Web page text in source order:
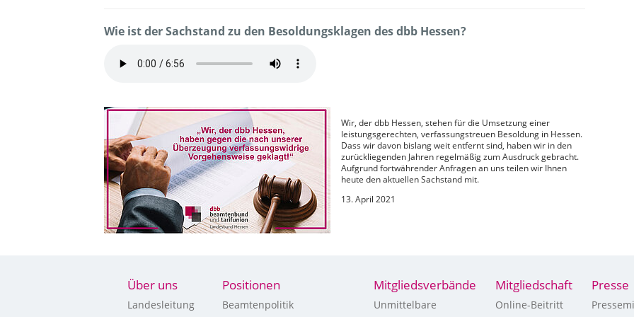
Wie ist der Sachstand zu den Besoldungsklagen des dbb Hessen?
Wir, der dbb Hessen, stehen für die Umsetzung einer
leistungsgerechten, verfassungstreuen Besoldung in Hessen.
Dass wir davon bislang weit entfernt sind, haben wir in den
zurückliegenden Jahren regelmäßig zum Ausdruck gebracht.
Aufgrund fortwährender Anfragen an uns teilen wir Ihnen
heute den aktuellen Sachstand mit.
13. April 2021
Über uns
Landesleitung
Positionen
Beamtenpolitik
Mitgliedsverbände
Unmittelbare
Mitgliedschaft
Online-Beitritt
Presse